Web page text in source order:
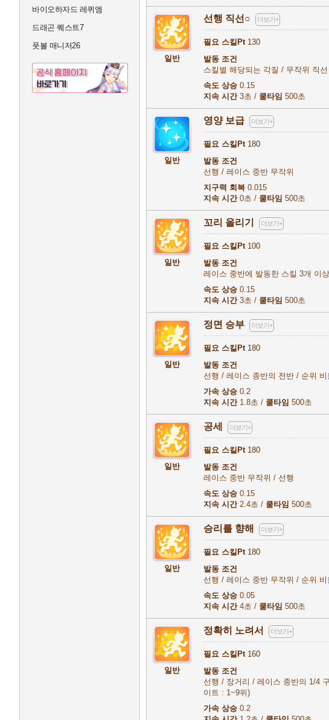
바이오하자드 레퀴엠
드래곤 퀘스트7
풋볼 매니저26
일반
선행 직선○ 더보기+
필요 스킬Pt130
발동 조건
스킬별 해당되는 각질 / 무작위 직선
속도 상승 0.15
지속 시간3초 / 쿨타임 500초
일반
영양 보급 더보기+
필요 스킬Pt180
발동 조건
선행 / 레이스 중반 무작위
지구력 회복 0.015
지속 시간0초 / 쿨타임 500초
일반
꼬리 올리기 더보기+
필요 스킬Pt100
발동 조건
레이스 중반에 발동한 스킬 3개 이상
속도 상승 0.15
지속 시간3초 / 쿨타임 500초
일반
정면 승부 더보기+
필요 스킬Pt180
발동 조건
선행 / 레이스 종반의 전반 / 순위
가속 상승 0.2
지속 시간1.8초 / 쿨타임 500초
일반
공세 더보기+
필요 스킬Pt180
발동 조건
레이스 중반 무작위 / 선행
속도 상승 0.15
지속 시간2.4초 / 쿨타임 500초
일반
승리를 향해 더보기+
필요 스킬Pt180
발동 조건
선행 / 레이스 중반 무작위 / 순위
속도 상승 0.05
지속 시간4초 / 쿨타임 500초
일반
정확히 노려서 더보기+
필요 스킬Pt160
발동 조건
선행 / 장거리 / 레이스 종반의 1/4
이트 : 1~9위)
가속 상승 0.2